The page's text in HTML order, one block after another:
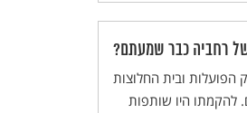
רחביה כבר שמעתם?
ובית החלוצות
להקמתו היו שותפות